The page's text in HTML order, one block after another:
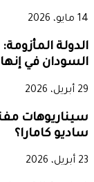
14 مايو، 2026
الدولة
السودان في
29 أبريل، 2026
سيناريوهات
ساديو كامارا؟
23 أبريل، 2026